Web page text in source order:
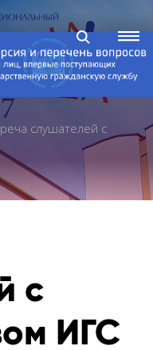
слушателей с
с
ИГС